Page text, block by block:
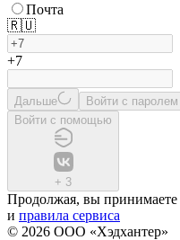
Почта
🇷🇺
+7
Дальше
Войти с паролем
Войти с помощью
+ 3
Продолжая, вы принимаете
и правила сервиса
© 2026 ООО «Хэдхантер»